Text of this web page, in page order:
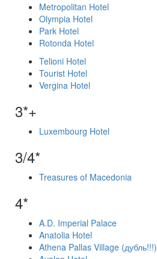
Metropolitan Hotel
Olympia Hotel
Park Hotel
Rotonda Hotel
Telioni Hotel
Tourist Hotel
Vergina Hotel
3*+
Luxembourg Hotel
3/4*
Treasures of Macedonia
4*
A.D. Imperial Palace
Anatolia Hotel
Athena Pallas Village (дубль!!!)